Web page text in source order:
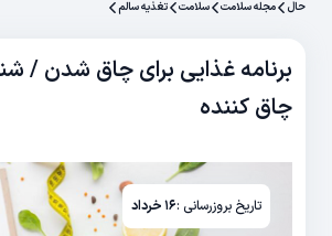
حال مجله سلامت سلامت تغذیه سالم
برنامه غذایی برای چاق شدن /
چاق کننده
تاریخ بروزرسانی :۱۶ خرداد